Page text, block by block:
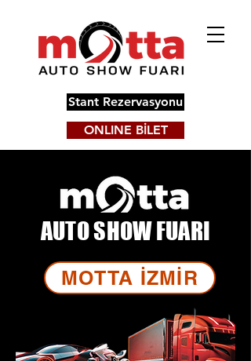
Stant Rezervasyonu
ONLINE BİLET
AUTO SHOW FUARI
MOTTA İZMİR